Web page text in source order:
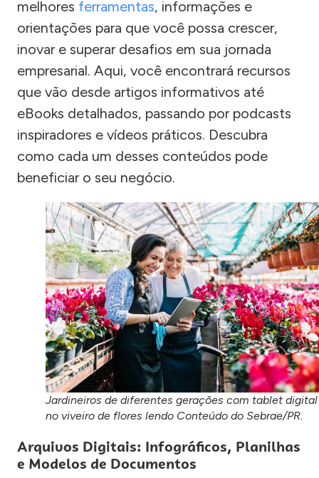
melhores ferramentas, informações e
orientações para que você possa crescer,
inovar e superar desafios em sua jornada
empresarial. Aqui, você encontrará recursos
que vão desde artigos informativos até
eBooks detalhados, passando por podcasts
inspiradores e vídeos práticos. Descubra
como cada um desses conteúdos pode
beneficiar o seu negócio.
Jardineiros de diferentes gerações com tablet digital
no viveiro de flores lendo Conteúdo do Sebrae/PR.
Arquivos Digitais: Infográficos, Planilhas
e Modelos de Documentos